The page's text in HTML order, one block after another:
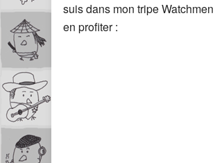
suis dans mon tripe
en profiter :